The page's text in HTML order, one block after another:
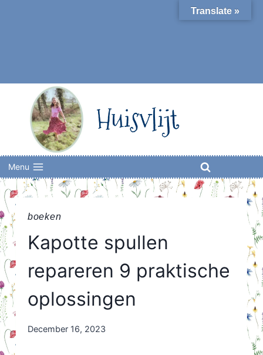
Huisvlijt
Menu
boeken
Kapotte spullen
repareren 9 praktische
oplossingen
By
December 16, 2023
Translate »